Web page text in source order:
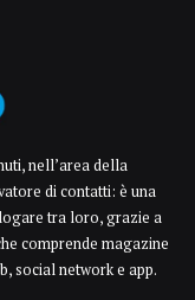
nell’area della
di contatti: è una
tra loro, grazie a
comprende magazine
social network e app.